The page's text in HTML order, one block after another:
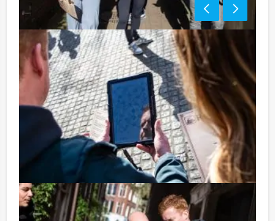
Tip:
Niet telkens uw knip hoeven trekken om uw drankje af
te rekenen? Voor € 13,50 per persoon per uur (excl.
BTW) kunt u gebruikmaken van het drankarrangement,
waarbij u onbeperkt kunt genieten van bier, fris,
huiswijn, koffie en thee. En... zo komt u ook achteraf
niet voor verrassingen te staan!
Komt u niet aan het minimale aantal deelnemers voor
deze activiteit? Als u bereid bent voor het minimale
aantal te betalen, kunt u ook gewoon voor minder
personen boeken!